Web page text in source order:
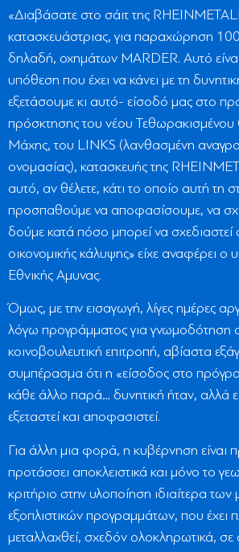
«Διαβάσατε στο σάιτ της
κατασκευάστριας, για παραχώρηση
δηλαδή, οχημάτων MARDER. Αυτό
υπόθεση που έχει να κάνει με τη
εξετάσουμε κι αυτό- είσοδό μας στο
πρόσκτησης του νέου
Μάχης, του LINKS (λανθασμένη
ονομασίας), κατασκευής της
αυτό, αν θέλετε, κάτι το οποίο αυτή τη
προσπαθούμε να αποφασίσουμε, να
δούμε κατά πόσο μπορεί να
οικονομικής κάλυψης» είχε αναφέρει ο
Εθνικής Αμυνας.
Όμως, με την εισαγωγή, λίγες ημέρες
λόγω προγράμματος για γνωμοδότηση
κοινοβουλευτική επιτροπή, αβίαστα
συμπέρασμα ότι η «είσοδος στο
κάθε άλλο παρά… δυνητική ήταν, αλλά
εξεταστεί και αποφασιστεί.
Για άλλη μια φορά, η κυβέρνηση είναι
προτάσσει αποκλειστικά και μόνο το
κριτήριο στην υλοποίηση ιδιαίτερα των
εξοπλιστικών προγραμμάτων, που έχει
μεταλλαχθεί, σχεδόν ολοκληρωτικά,